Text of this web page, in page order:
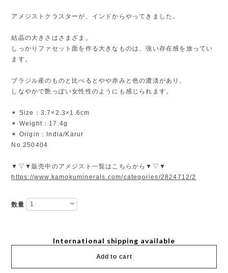
アメジストクラスターが、インドからやってきました。
結晶の大きさはさまざま。
しっかりファセット面を作る大きなものは、強い存在感を放ってい
ます。
ブラジル産のものと比べるとやや赤みと色の濃淡があり、
しなやかで艶っぽい女性性のようにも感じられます。
✴︎ Size：3.7×2.3×1.6cm
✴︎ Weight：17.4g
✴︎ Origin：India/Karur
No.250404
▼▽▼販売中のアメジスト一覧はこちらから▼▽▼
https://www.kamokuminerals.com/categories/2824712/2
数量
International shipping available
Add to cart